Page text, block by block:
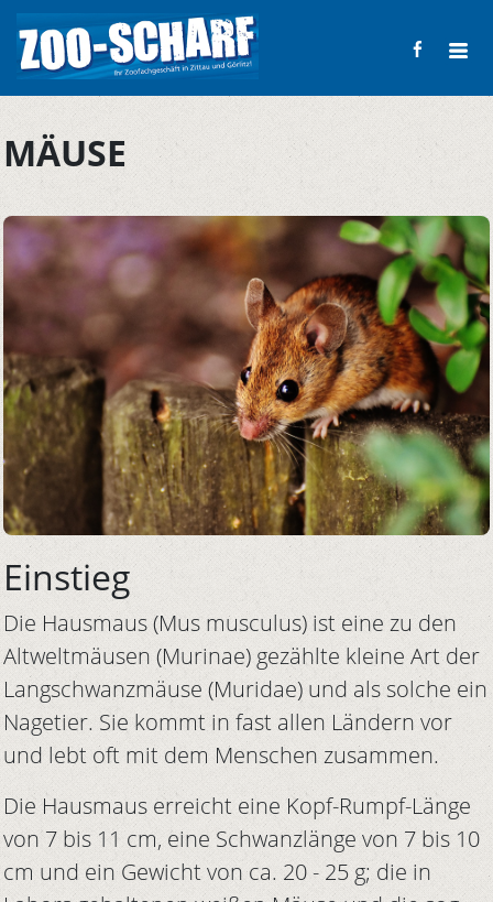
MÄUSE
Einstieg
Die Hausmaus (Mus musculus) ist eine zu den
Altweltmäusen (Murinae) gezählte kleine Art der
Langschwanzmäuse (Muridae) und als solche ein
Nagetier. Sie kommt in fast allen Ländern vor
und lebt oft mit dem Menschen zusammen.
Die Hausmaus erreicht eine Kopf-Rumpf-Länge
von 7 bis 11 cm, eine Schwanzlänge von 7 bis 10
cm und ein Gewicht von ca. 20 - 25 g; die in